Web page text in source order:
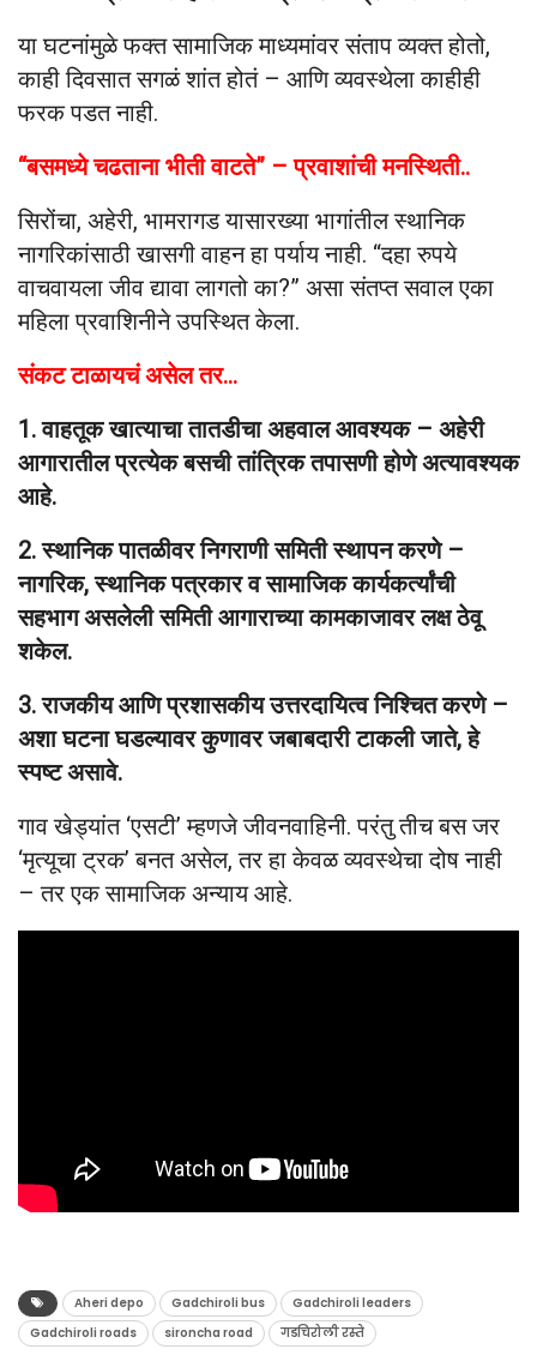
या घटनांमुळे फक्त सामाजिक माध्यमांवर संताप व्यक्त होतो,
काही दिवसात सगळं शांत होतं – आणि व्यवस्थेला काहीही
फरक पडत नाही.
“बसमध्ये चढताना भीती वाटते” – प्रवाशांची मनस्थिती..
सिरोंचा, अहेरी, भामरागड यासारख्या भागांतील स्थानिक
नागरिकांसाठी खासगी वाहन हा पर्याय नाही. “दहा रुपये
वाचवायला जीव द्यावा लागतो का?” असा संतप्त सवाल एका
महिला प्रवाशिनीने उपस्थित केला.
संकट टाळायचं असेल तर…
1. वाहतूक खात्याचा तातडीचा अहवाल आवश्यक – अहेरी
आगारातील प्रत्येक बसची तांत्रिक तपासणी होणे अत्यावश्यक
आहे.
2. स्थानिक पातळीवर निगराणी समिती स्थापन करणे –
नागरिक, स्थानिक पत्रकार व सामाजिक कार्यकर्त्यांची
सहभाग असलेली समिती आगाराच्या कामकाजावर लक्ष ठेवू
शकेल.
3. राजकीय आणि प्रशासकीय उत्तरदायित्व निश्चित करणे –
अशा घटना घडल्यावर कुणावर जबाबदारी टाकली जाते, हे
स्पष्ट असावे.
गाव खेड्यांत ‘एसटी’ म्हणजे जीवनवाहिनी. परंतु तीच बस जर
‘मृत्यूचा ट्रक’ बनत असेल, तर हा केवळ व्यवस्थेचा दोष नाही
– तर एक सामाजिक अन्याय आहे.
Aheri depo Gadchiroli bus
Gadchiroli leaders
Gadchiroli roads
sironcha road गडचिरोली रस्ते